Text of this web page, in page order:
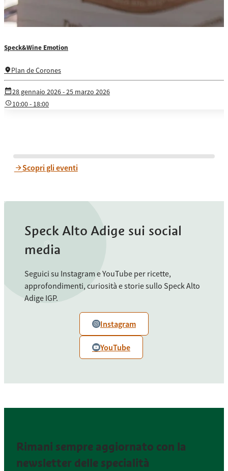
Speck&Wine Emotion
Plan de Corones
28 gennaio 2026- 25 marzo 2026
10:00 - 18:00
Scopri gli eventi
Speck Alto Adige sui social
media
Seguici su Instagram e YouTube per ricette,
approfondimenti, curiosità e storie sullo Speck Alto
Adige IGP.
Instagram
YouTube
Rimani sempre aggiornato con la
newsletter delle specialità